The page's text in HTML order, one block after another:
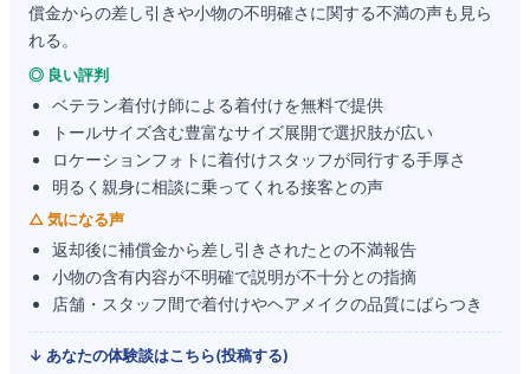
償金からの差し引きや小物の不明確さに関する不満の声も見ら
れる。
◎ 良い評判
ベテラン着付け師による着付けを無料で提供
トールサイズ含む豊富なサイズ展開で選択肢が広い
ロケーションフォトに着付けスタッフが同行する手厚さ
明るく親身に相談に乗ってくれる接客との声
△ 気になる声
返却後に補償金から差し引きされたとの不満報告
小物の含有内容が不明確で説明が不十分との指摘
店舗・スタッフ間で着付けやヘアメイクの品質にばらつき
↓ あなたの体験談はこちら(投稿する)